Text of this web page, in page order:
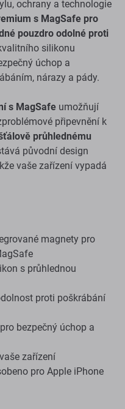
ochrany a technologie
s MagSafe pro
pouzdro odolné proti
silikonu
úchop a
nárazy a pády.
s MagSafe umožňují
připevnění k
průhlednému
původní design
vaše zařízení vypadá
magnety pro
s průhlednou
proti poškrábání
bezpečný úchop a
zařízení
pro Apple iPhone